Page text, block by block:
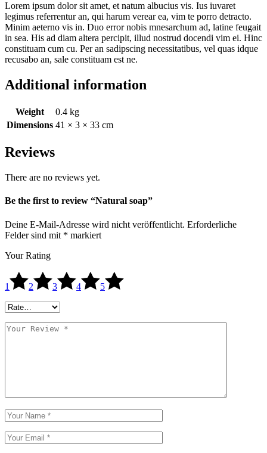
Lorem ipsum dolor sit amet, et natum albucius vis. Ius iuvaret
legimus referrentur an, qui harum verear ea, vim te porro detracto.
Minim aeterno vis in. Duo error nobis mnesarchum ad, latine feugait
in sea. His ad diam altera percipit, illud nostrud docendi vim ei. Hinc
constituam cum cu. Per an sadipscing necessitatibus, vel quas idque
recusabo an, sale constituam est ne.
Additional information
Weight
0.4 kg
Dimensions 41 × 3 × 33 cm
Reviews
There are no reviews yet.
Be the first to review “Natural soap”
Deine E-Mail-Adresse wird nicht veröffentlicht. Erforderliche
Felder sind mit * markiert
Your Rating
1 2 3 4 5